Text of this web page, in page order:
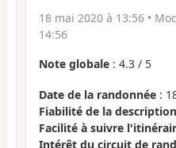
18 mai 2020 à 13:56 •
14:56
Note globale : 4.3 / 5
Date de la randonnée :
Fiabilité de la description
Facilité à suivre
Intérêt du circuit de